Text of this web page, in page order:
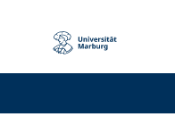
Navigation